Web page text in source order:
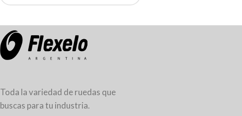
Toda la variedad de ruedas que
buscas para tu industria.